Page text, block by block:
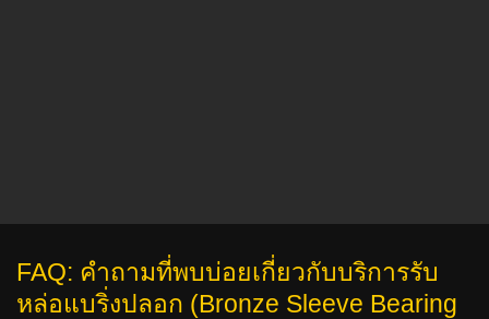
FAQ: คำถามที่พบบ่อยเกี่ยวกับบริการรับ
หล่อแบริ่งปลอก (Bronze Sleeve Bearing